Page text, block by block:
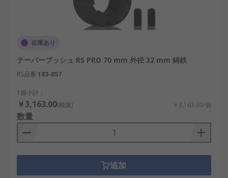
在庫あり
テーパーブッシュ RS PRO 70 mm 外径 32 mm 鋳鉄
RS品番 183-057
1個小計：
￥3,163.00(税抜) ￥3,163.00/個
数量
追加